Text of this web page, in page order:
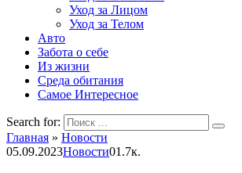
Уход за Лицом
Уход за Телом
Авто
Забота о себе
Из жизни
Среда обитания
Самое Интересное
Search for:
Главная » Новости
05.09.2023Новости01.7к.